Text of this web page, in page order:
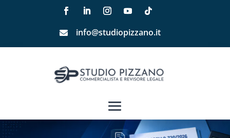
 info@studiopizzano.it